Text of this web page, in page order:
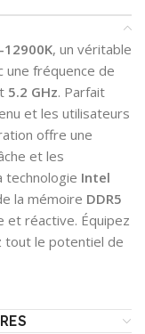
, un véritable
une fréquence de
5.2 GHz. Parfait
et les utilisateurs
offre une
et les
technologie Intel
la mémoire DDR5
et réactive. Équipez
tout le potentiel de